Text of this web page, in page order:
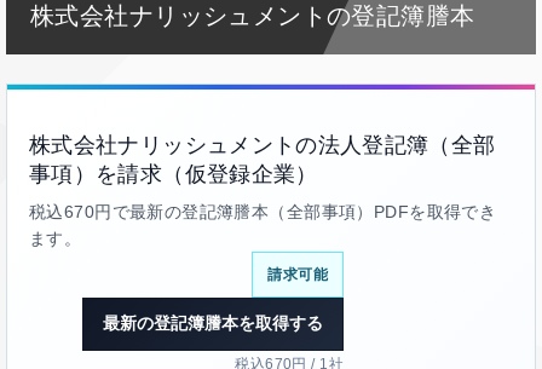
株式会社ナリッシュメントの登記簿謄本
株式会社ナリッシュメントの法人登記簿（全部
事項）を請求（仮登録企業）
税込670円で最新の登記簿謄本（全部事項）PDFを取得でき
ます。
請求可能
最新の登記簿謄本を取得する
税込670円 / 1社